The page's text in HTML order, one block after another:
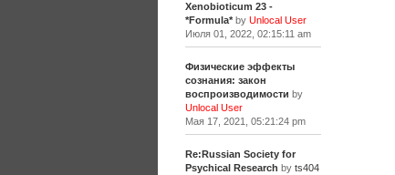
Xenobioticum 23 -
*Formula*by Unlocal User
Июля 01, 2022, 02:15:11 am
Физические эффекты
сознания: закон
воспроизводимости by
Unlocal User
Мая 17, 2021, 05:21:24 pm
Re:Russian Society for
Psychical Research by ts404